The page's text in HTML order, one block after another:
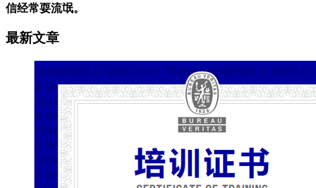
信经常耍流氓。
最新文章